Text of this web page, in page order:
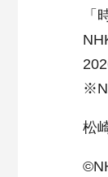
「
松